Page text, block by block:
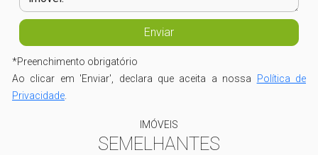
*Preenchimento obrigatório
Ao clicar em 'Enviar', declara que aceita a nossa Política de
Privacidade
IMÓVEIS
SEMELHANTES